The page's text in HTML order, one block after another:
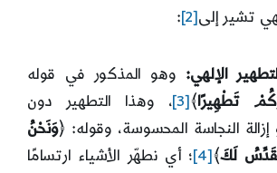
تشير إلى[2]
:
الإلهي: وهو المذكور في قوله
تَطْهِيرًا﴾ [3]
، وهذا التطهير دون
النجاسة المحسوسة، وقوله: ﴿وَنَحْنُ
لَكَ﴾ [4]
؛ أي نطهّر الأشياء ارتسامًا